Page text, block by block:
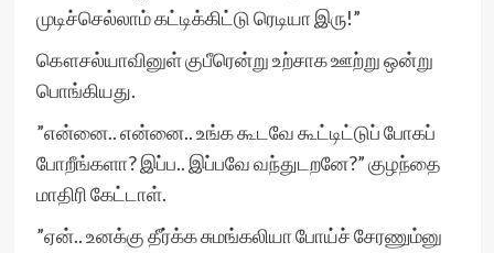
முடிச்செல்லாம் கட்டிக்கிட்டு ரெடியா இரு!”
கௌசல்யாவினுள் குபீரென்று உற்சாக ஊற்று ஒன்று
பொங்கியது.
”என்னை.. என்னை.. உங்க கூடவே கூட்டிட்டுப் போகப்
போறீங்களா? இப்ப.. இப்பவே வந்துடறனே?” குழந்தை
மாதிரி கேட்டாள்.
”ஏன்.. உனக்கு தீர்க்க சுமங்கலியா போய்ச் சேரணும்னு